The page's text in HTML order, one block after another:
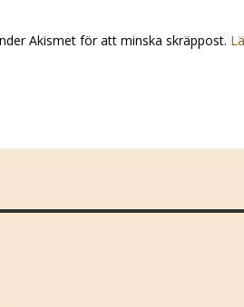
Akismet för att minska skräppost.